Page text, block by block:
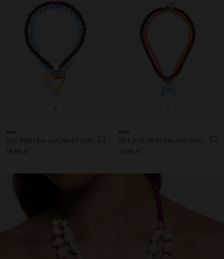
+
New
SET PERLEN-HALSKETTEN MIT HERZ-ANHÄNGERN
19,99 €
+
New
SET AUS PERLEN-HALSKETTEN MIT ANHÄNGER IN FORM DES BUCHSTABENS A
19,99 €